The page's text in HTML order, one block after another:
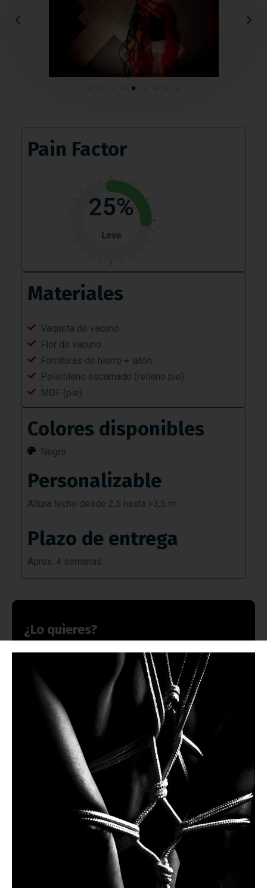
Pain Factor
25%
Leve
Materiales
Vaqueta de vacuno
Flor de vacuno
Fornituras de hierro + latón
Polietileno escumado (relleno pie)
MDF (pie)
Colores disponibles
Negro
Personalizable
Altura techo desde 2,5 hasta >3,5 m.
Plazo de entrega
Aprox. 4 semanas
¿Lo quieres?
Explícanos cómo lo quieres y te prepararemos una
propuesta personalizada. Si lo deseas puedes contactar
por teléfono, WhatsApp o email.
Teléfono móvil con WhatsApp